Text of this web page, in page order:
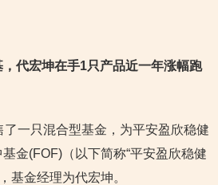
代宏坤在手1只产品近一年涨幅跑
一只混合型基金，为平安盈欣稳健
金(FOF)（以下简称“平安盈欣稳健
基金经理为代宏坤。